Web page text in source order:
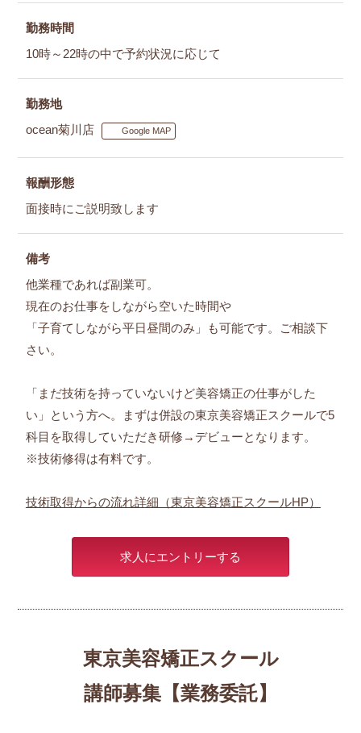
勤務時間
10時～22時の中で予約状況に応じて
勤務地
ocean菊川店
Google MAP
報酬形態
面接時にご説明致します
備考
他業種であれば副業可。
現在のお仕事をしながら空いた時間や
「子育てしながら平日昼間のみ」も可能です。ご相談下
さい。
「まだ技術を持っていないけど美容矯正の仕事がした
い」という方へ。まずは併設の東京美容矯正スクールで5
科目を取得していただき研修→デビューとなります。
※技術修得は有料です。
技術取得からの流れ詳細（東京美容矯正スクールHP）
求人にエントリーする
東京美容矯正スクール
講師募集【業務委託】